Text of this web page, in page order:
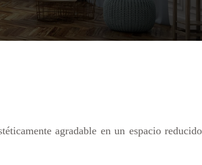
agradable en un espacio reducido